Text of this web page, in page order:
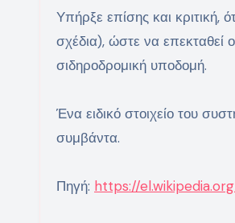
Υπήρξε επίσης και
σχέδια), ώστε να επεκταθεί
σιδηροδρομική υποδομή.
Ένα ειδικό στοιχείο του
συμβάντα.
Πηγή: https://